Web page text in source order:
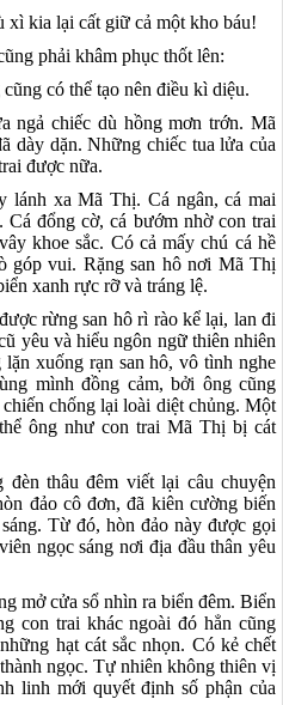
kia lại cất giữ cả một kho báu!
phải khâm phục thốt lên:
có thể tạo nên điều kì diệu.
ngả chiếc dù hồng mơn trớn. Mã
dày dặn. Những chiếc tua lửa của
được nữa.
lánh xa Mã Thị. Cá ngân, cá mai
Cá đổng cờ, cá bướm nhờ con trai
khoe sắc. Có cả mấy chú cá hề
góp vui. Rặng san hô nơi Mã Thị
xanh rực rỡ và tráng lệ.
rừng san hô rì rào kể lại, lan đi
yêu và hiểu ngôn ngữ thiên nhiên
xuống rạn san hô, vô tình nghe
mình đồng cảm, bởi ông cũng
chống lại loài diệt chủng. Một
ông như con trai Mã Thị bị cát
thâu đêm viết lại câu chuyện
đảo cô đơn, đã kiên cường biến
Từ đó, hòn đảo này được gọi
ngọc sáng nơi địa đầu thân yêu
mở cửa sổ nhìn ra biển đêm. Biển
con trai khác ngoài đó hẳn cũng
hạt cát sắc nhọn. Có kẻ chết
ngọc. Tự nhiên không thiên vị
linh mới quyết định số phận của